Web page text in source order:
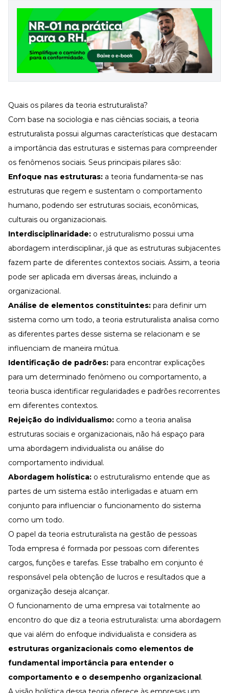
Quais os pilares da teoria estruturalista?
Com base na sociologia e nas ciências sociais, a teoria
estruturalista possui algumas características que destacam
a importância das estruturas e sistemas para compreender
os fenômenos sociais. Seus principais pilares são:
Enfoque nas estruturas: a teoria fundamenta-se nas
estruturas que regem e sustentam o comportamento
humano, podendo ser estruturas sociais, econômicas,
culturais ou organizacionais.
Interdisciplinaridade: o estruturalismo possui uma
abordagem interdisciplinar, já que as estruturas subjacentes
fazem parte de diferentes contextos sociais. Assim, a teoria
pode ser aplicada em diversas áreas, incluindo a
organizacional.
Análise de elementos constituintes: para definir um
sistema como um todo, a teoria estruturalista analisa como
as diferentes partes desse sistema se relacionam e se
influenciam de maneira mútua.
Identificação de padrões: para encontrar explicações
para um determinado fenômeno ou comportamento, a
teoria busca identificar regularidades e padrões recorrentes
em diferentes contextos.
Rejeição do individualismo: como a teoria analisa
estruturas sociais e organizacionais, não há espaço para
uma abordagem individualista ou análise do
comportamento individual.
Abordagem holística: o estruturalismo entende que as
partes de um sistema estão interligadas e atuam em
conjunto para influenciar o funcionamento do sistema
como um todo.
O papel da teoria estruturalista na gestão de pessoas
Toda empresa é formada por pessoas com diferentes
cargos, funções e tarefas. Esse trabalho em conjunto é
responsável pela obtenção de lucros e resultados que a
organização deseja alcançar.
O funcionamento de uma empresa vai totalmente ao
encontro do que diz a teoria estruturalista: uma abordagem
que vai além do enfoque individualista e considera as
estruturas organizacionais como elementos de
fundamental importância para entender o
comportamento e o desempenho organizacional .